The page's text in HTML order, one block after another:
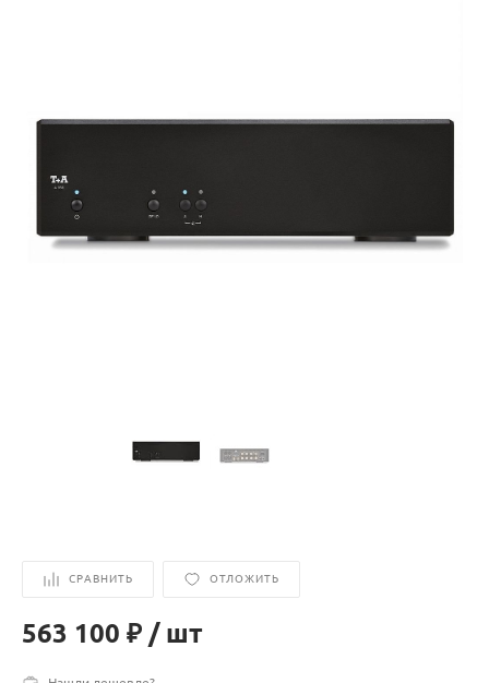
СРАВНИТЬ ОТЛОЖИТЬ
563 100 ₽ / шт